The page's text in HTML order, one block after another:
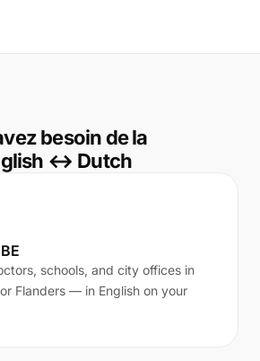
besoin de la
↔ Dutch
schools, and city offices in
Flanders — in English on your